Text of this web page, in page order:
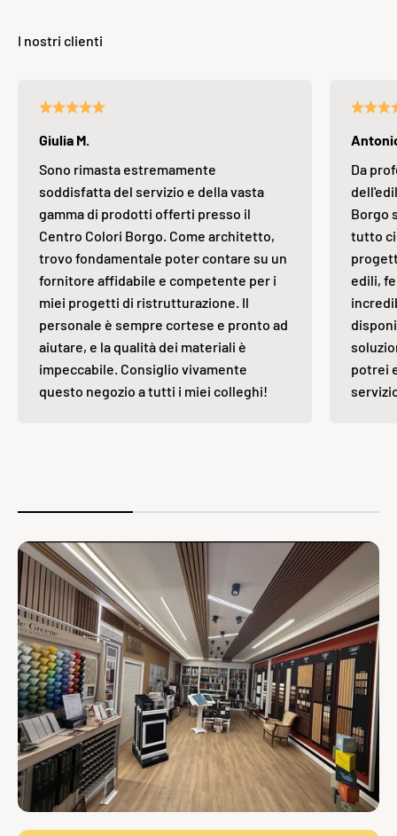
Giulia M.
Sono rimasta estremamente
soddisfatta del servizio e della vasta
gamma di prodotti offerti presso il
Centro Colori Borgo. Come architetto,
trovo fondamentale poter contare su un
fornitore affidabile e competente per i
miei progetti di ristrutturazione. Il
personale è sempre cortese e pronto ad
aiutare, e la qualità dei materiali è
impeccabile. Consiglio vivamente
questo negozio a tutti i miei colleghi!
Da
Borgo
tutto
edili,
potrei